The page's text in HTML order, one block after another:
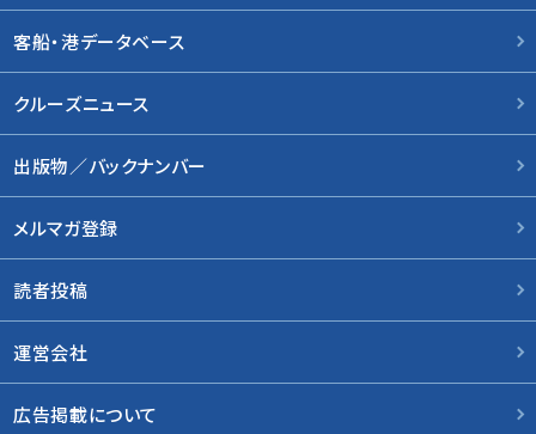
客船・港データベース
クルーズニュース
出版物／バックナンバー
メルマガ登録
読者投稿
運営会社
広告掲載について